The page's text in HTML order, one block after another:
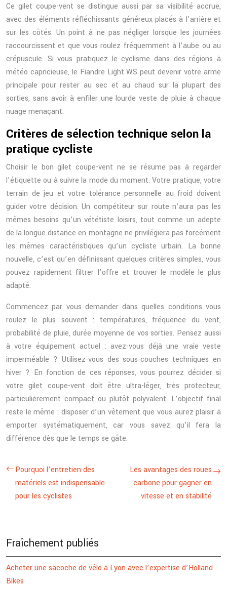
Ce gilet coupe-vent se distingue aussi par sa visibilité accrue,
avec des éléments réfléchissants généreux placés à l’arrière et
sur les côtés. Un point à ne pas négliger lorsque les journées
raccourcissent et que vous roulez fréquemment à l’aube ou au
crépuscule. Si vous pratiquez le cyclisme dans des régions à
météo capricieuse, le Fiandre Light WS peut devenir votre arme
principale pour rester au sec et au chaud sur la plupart des
sorties, sans avoir à enfiler une lourde veste de pluie à chaque
nuage menaçant.
Critères de sélection technique selon la
pratique cycliste
Choisir le bon gilet coupe-vent ne se résume pas à regarder
l’étiquette ou à suivre la mode du moment. Votre pratique, votre
terrain de jeu et votre tolérance personnelle au froid doivent
guider votre décision. Un compétiteur sur route n’aura pas les
mêmes besoins qu’un vététiste loisirs, tout comme un adepte
de la longue distance en montagne ne privilégiera pas forcément
les mêmes caractéristiques qu’un cycliste urbain. La bonne
nouvelle, c’est qu’en définissant quelques critères simples, vous
pouvez rapidement filtrer l’offre et trouver le modèle le plus
adapté.
Commencez par vous demander dans quelles conditions vous
roulez le plus souvent : températures, fréquence du vent,
probabilité de pluie, durée moyenne de vos sorties. Pensez aussi
à votre équipement actuel : avez-vous déjà une vraie veste
imperméable ? Utilisez-vous des sous-couches techniques en
hiver ? En fonction de ces réponses, vous pourrez décider si
votre gilet coupe-vent doit être ultra-léger, très protecteur,
particulièrement compact ou plutôt polyvalent. L’objectif final
reste le même : disposer d’un vêtement que vous aurez plaisir à
emporter systématiquement, car vous savez qu’il fera la
différence dès que le temps se gâte.
Pourquoi l’entretien des
matériels est indispensable
pour les cyclistes
Les avantages des roues
carbone pour gagner en
vitesse et en stabilité
Fraîchement publiés
Acheter une sacoche de vélo à Lyon avec l’expertise d’Holland
Bikes